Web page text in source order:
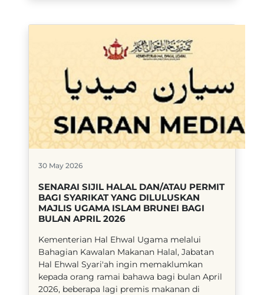
30 May 2026
SENARAI SIJIL HALAL DAN/ATAU PERMIT
BAGI SYARIKAT YANG DILULUSKAN
MAJLIS UGAMA ISLAM BRUNEI BAGI
BULAN APRIL 2026
​Kementerian Hal Ehwal Ugama melalui
Bahagian Kawalan Makanan Halal, Jabatan
Hal Ehwal Syari'ah ingin memaklumkan
kepada orang ramai bahawa bagi bulan April
2026, beberapa lagi premis makanan di